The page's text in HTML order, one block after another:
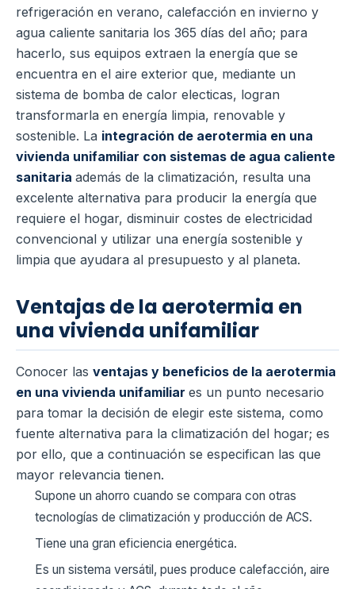
refrigeración en verano, calefacción en invierno y
agua caliente sanitaria los 365 días del año; para
hacerlo, sus equipos extraen la energía que se
encuentra en el aire exterior que, mediante un
sistema de bomba de calor electicas, logran
transformarla en energía limpia, renovable y
sostenible. La integración de aerotermia en una
vivienda unifamiliar con sistemas de agua caliente
sanitaria además de la climatización, resulta una
excelente alternativa para producir la energía que
requiere el hogar, disminuir costes de electricidad
convencional y utilizar una energía sostenible y
limpia que ayudara al presupuesto y al planeta.
Ventajas de la aerotermia en
una vivienda unifamiliar
Conocer las ventajas y beneficios de la aerotermia
en una vivienda unifamiliar es un punto necesario
para tomar la decisión de elegir este sistema, como
fuente alternativa para la climatización del hogar; es
por ello, que a continuación se especifican las que
mayor relevancia tienen.
Supone un ahorro cuando se compara con otras
tecnologías de climatización y producción de ACS.
Tiene una gran eficiencia energética.
Es un sistema versátil, pues produce calefacción, aire